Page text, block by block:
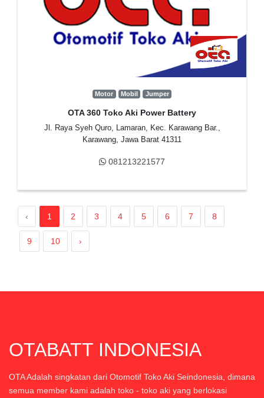
Motor Mobil Jumper
OTA 360 Toko Aki Power Battery
Jl. Raya Syeh Quro, Lamaran, Kec. Karawang Bar.,
Karawang, Jawa Barat 41311
081213221577
‹ 1 2 3 4 5 6 7 8
9 10 ›
OTABATT INDONESIA
OTA Adalah singkatan dari Otomotif Toko Aki Seindonesia, dimana
semua member kami adalah toko - toko aki yang berlokasi